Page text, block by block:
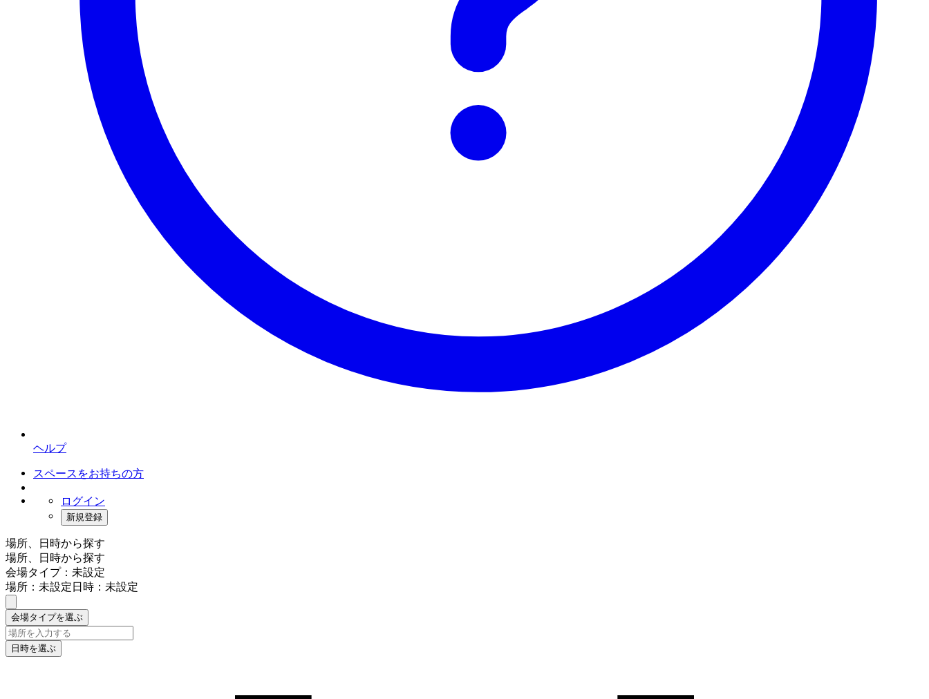
ヘルプ
スペースをお持ちの方
ログイン
新規登録
場所、日時から探す
場所、日時から探す
会場タイプ：未設定
場所：未設定日時：未設定
会場タイプを選ぶ
日時を選ぶ